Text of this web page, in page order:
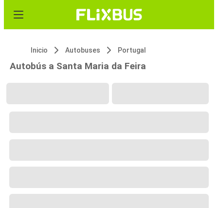
Inicio Autobuses Portugal
Autobús a Santa Maria da Feira